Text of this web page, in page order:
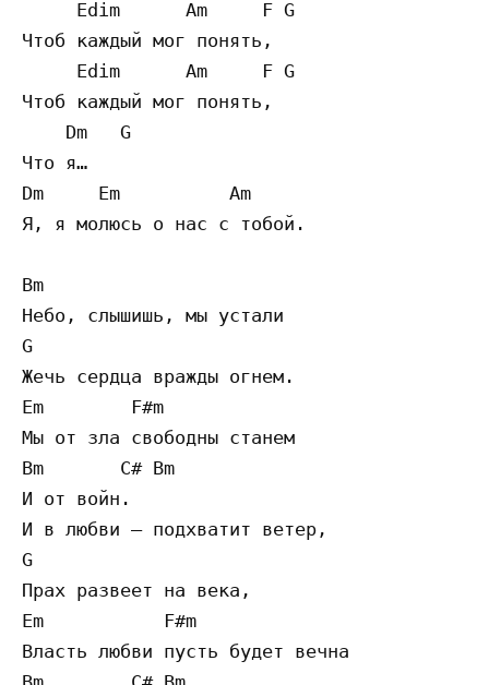
     Edim      Am     F G
Чтоб каждый мог понять,
     Edim      Am     F G
Чтоб каждый мог понять,
    Dm   G
Что я…
Dm     Em          Am
Я, я молюсь о нас с тобой.
Bm
Небо, слышишь, мы устали
G
Жечь сердца вражды огнем.
Em        F#m
Мы от зла свободны станем
Bm       C# Bm
И от войн.
И в любви – подхватит ветер,
G
Прах развеет на века,
Em           F#m
Власть любви пусть будет вечна